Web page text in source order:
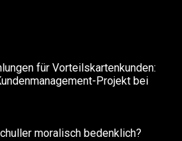
für Vorteilskartenkunden:
Projekt bei
moralisch bedenklich?